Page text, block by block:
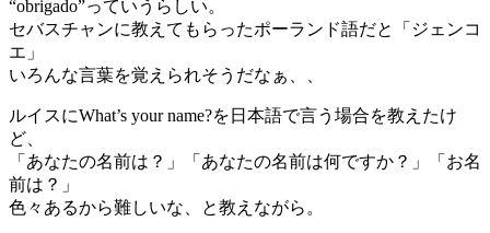
“obrigado”っていうらしい。
セバスチャンに教えてもらったポーランド語だと「ジェンコ
エ」
いろんな言葉を覚えられそうだなぁ、、
ルイスにWhat’s your name?を日本語で言う場合を教えたけ
ど、
「あなたの名前は？」「あなたの名前は何ですか？」「お名
前は？」
色々あるから難しいな、と教えながら。